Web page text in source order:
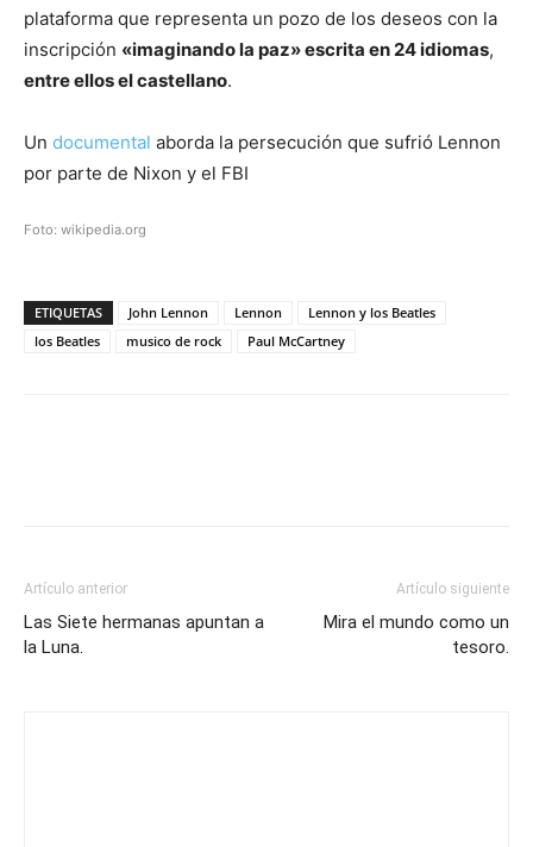
plataforma que representa un pozo de los deseos con la
inscripción «imaginando la paz» escrita en 24 idiomas,
entre ellos el castellano.
Un documental aborda la persecución que sufrió Lennon
por parte de Nixon y el FBI
Foto: wikipedia.org
ETIQUETAS John Lennon Lennon
Lennon y los Beatles
los Beatles
musico de rock Paul McCartney
Artículo anterior
Las Siete hermanas apuntan a
la Luna.
Artículo siguiente
Mira el mundo como un
tesoro.